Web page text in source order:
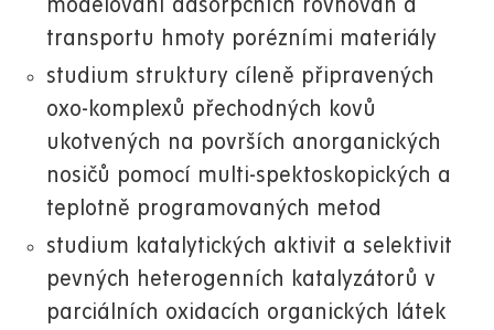
modelování adsorpčních rovnováh a
transportu hmoty porézními materiály
studium struktury cíleně připravených
oxo-komplexů přechodných kovů
ukotvených na površích anorganických
nosičů pomocí multi-spektoskopických a
teplotně programovaných metod
studium katalytických aktivit a selektivit
pevných heterogenních katalyzátorů v
parciálních oxidacích organických látek